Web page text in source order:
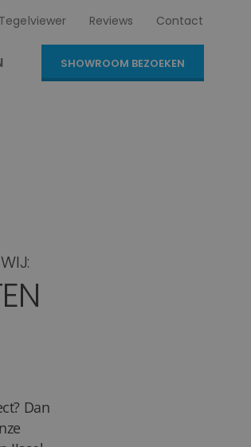
Tegelviewer Reviews Contact
SHOWROOM BEZOEKEN
Dan